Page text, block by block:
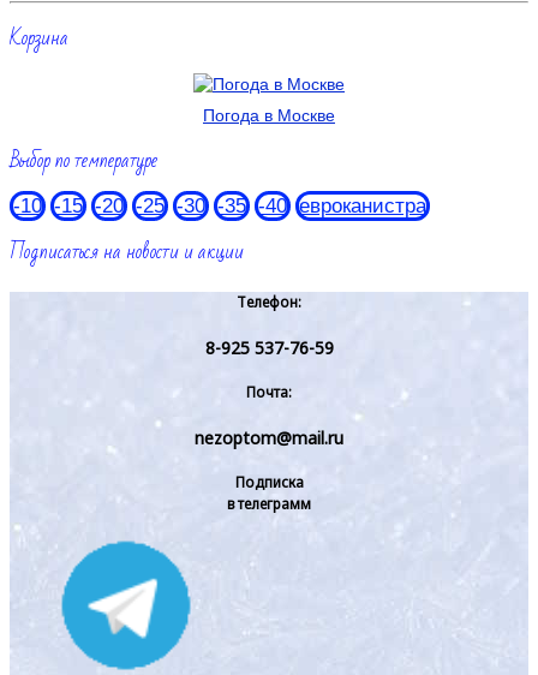
Корзина
Погода в Москве
Выбор по температуре
-10 -15 -20 -25 -30 -35 -40 евроканистра
Подписаться на новости и акции
Телефон:
8-925 537-76-59
Почта:
nezoptom@mail.ru
Подписка
в телеграмм